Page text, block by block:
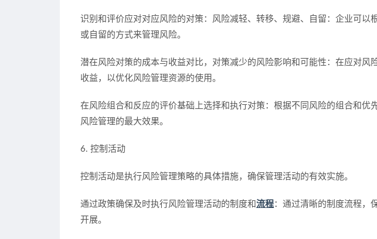
识别和评价应对对应风险的对策：风险减轻、转移、规避、自留：企业可以
或自留的方式来管理风险。
潜在风险对策的成本与收益对比，对策减少的风险影响和可能性：在应对风
收益，以优化风险管理资源的使用。
在风险组合和反应的评价基础上选择和执行对策：根据不同风险的组合和优
风险管理的最大效果。
6. 控制活动
控制活动是执行风险管理策略的具体措施，确保管理活动的有效实施。
通过政策确保及时执行风险管理活动的制度和流程：通过清晰的制度流程，
开展。